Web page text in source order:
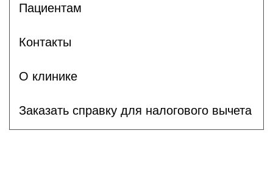
Пациентам
Контакты
О клинике
Заказать справку для налогового вычета